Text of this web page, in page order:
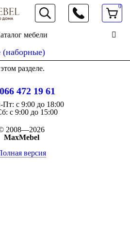
066 472 19 61
0
мебели
(наборные)
разделе.
066 472 19 61
Пт: с 9:00 до 18:00
с 9:00 до 15:00
2008—2026
MaxMebel
версия